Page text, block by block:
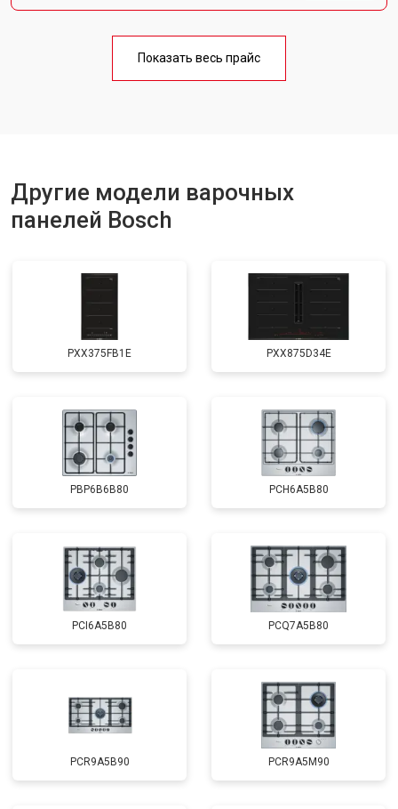
Показать весь прайс
Другие модели варочных
панелей Bosch
PXX375FB1E PXX875D34E
PBP6B6B80 PCH6A5B80
PCI6A5B80 PCQ7A5B80
PCR9A5B90 PCR9A5M90